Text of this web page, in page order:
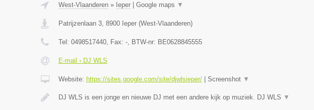
West-Vlaanderen» Ieper| Google maps ▼
Patrijzenlaan 3, 8900 Ieper(West-Vlaanderen)
Tel: 0498517440, Fax: -, BTW-nr: BE0628845555
E-mail › DJ WLS
Website: https://sites.google.com/site/djwlsieper/| Screenshot ▼
DJ WLS is een jonge en nieuwe DJ met een andere kijk op muziek. DJ WLS ▼